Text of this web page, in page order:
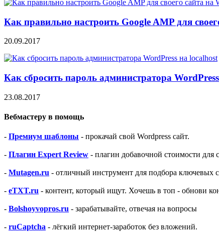
Как правильно настроить Google AMP для
20.09.2017
Как сбросить пароль администратора
23.08.2017
Вебмастеру в помощь
- Премиум шаблоны - прокачай свой Wordpress сайт.
- Плагин Expert Review - плагин добавочной стоимости для
- Mutagen.ru - отличный инструмент для подбора ключевых
- eTXT.ru - контент, который ищут. Хочешь в топ - обнови
- Bolshoyvopros.ru - зарабатывайте, отвечая на вопросы
- ruCaptcha - лёгкий интернет-заработок без вложений.